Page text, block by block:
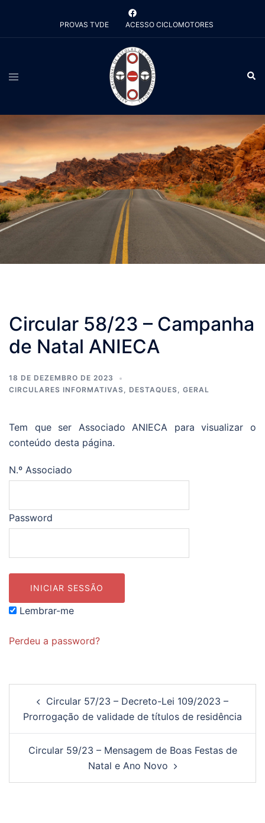
o
PROVAS TVDE ACESSO CICLOMOTORES
Alternar
menu
Circular 58/23 – Campanha
de Natal ANIECA
18 DE DEZEMBRO DE 2023
CIRCULARES INFORMATIVAS, DESTAQUES, GERAL
Tem que ser Associado ANIECA para visualizar o
conteúdo desta página.
N.º Associado
Password
Lembrar-me
Perdeu a password?
artigos
Circular 57/23 – Decreto-Lei 109/2023 –
Prorrogação de validade de títulos de residência
Circular 59/23 – Mensagem de Boas Festas de
Natal e Ano Novo